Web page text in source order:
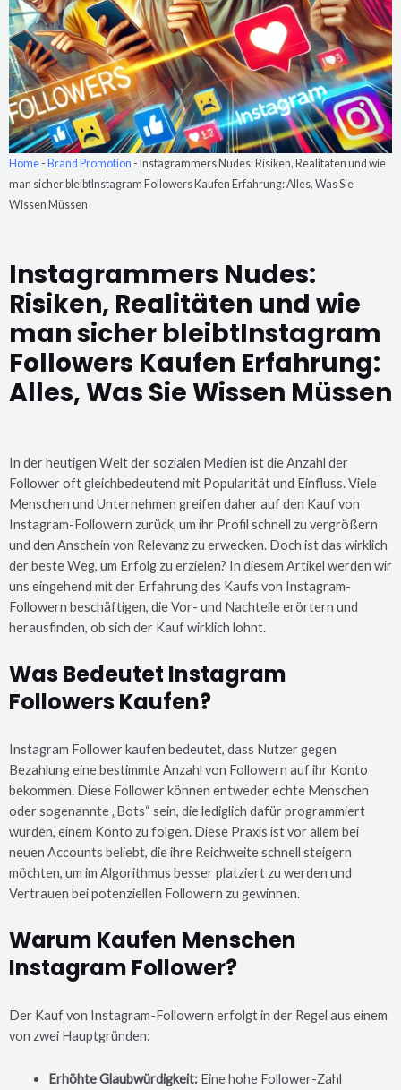
Home - Brand Promotion - Instagrammers Nudes: Risiken, Realitäten und wie
man sicher bleibtInstagram Followers Kaufen Erfahrung: Alles, Was Sie
Wissen Müssen
Instagrammers Nudes:
Risiken, Realitäten und wie
man sicher bleibtInstagram
Followers Kaufen Erfahrung:
Alles, Was Sie Wissen Müssen
In der heutigen Welt der sozialen Medien ist die Anzahl der
Follower oft gleichbedeutend mit Popularität und Einfluss. Viele
Menschen und Unternehmen greifen daher auf den Kauf von
Instagram-Followern zurück, um ihr Profil schnell zu vergrößern
und den Anschein von Relevanz zu erwecken. Doch ist das wirklich
der beste Weg, um Erfolg zu erzielen? In diesem Artikel werden wir
uns eingehend mit der Erfahrung des Kaufs von Instagram-
Followern beschäftigen, die Vor- und Nachteile erörtern und
herausfinden, ob sich der Kauf wirklich lohnt.
Was Bedeutet Instagram
Followers Kaufen?
Instagram Follower kaufen bedeutet, dass Nutzer gegen
Bezahlung eine bestimmte Anzahl von Followern auf ihr Konto
bekommen. Diese Follower können entweder echte Menschen
oder sogenannte „Bots“ sein, die lediglich dafür programmiert
wurden, einem Konto zu folgen. Diese Praxis ist vor allem bei
neuen Accounts beliebt, die ihre Reichweite schnell steigern
möchten, um im Algorithmus besser platziert zu werden und
Vertrauen bei potenziellen Followern zu gewinnen.
Warum Kaufen Menschen
Instagram Follower?
Der Kauf von Instagram-Followern erfolgt in der Regel aus einem
von zwei Hauptgründen:
Erhöhte Glaubwürdigkeit:Eine hohe Follower-Zahl